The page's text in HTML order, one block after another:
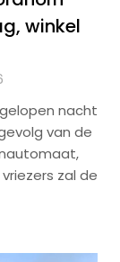
winkel
nacht
van de
zal de